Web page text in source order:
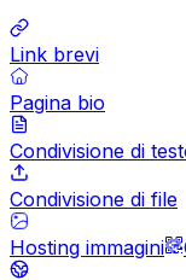
Link brevi
Pagina bio
Condivisione di
Condivisione di file
Hosting immagini